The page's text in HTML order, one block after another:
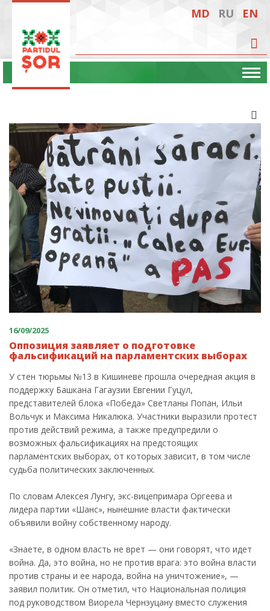
MD RU EN
16/09/2025
Оппозиция заявляет о подготовке
фальсификаций на парламентских выборах
У стен тюрьмы №13 в Кишиневе прошла очередная акция в
поддержку Башкана Гагаузии Евгении Гуцул,
представителей блока «Победа» Светланы Попан, Ильи
Вольчук и Максима Никалюка. Участники выразили протест
против действий режима, а также предупредили о
возможных фальсификациях на предстоящих
парламентских выборах, от которых зависит, в том числе
судьба политических заключенных.
По словам Алексея Лунгу, экс-вицепримара Оргеева и
лидера партии «Шанс», нынешние власти фактически
объявили войну собственному народу.
«Знаете, в одном власть не врет — они говорят, что идет
война. Да, это война, но не против врага: это война власти
против страны и ее народа, война на уничтожение», —
заявил политик. Он отметил, что Национальная полиция
под руководством Виорела Чернэуцану вместо служения